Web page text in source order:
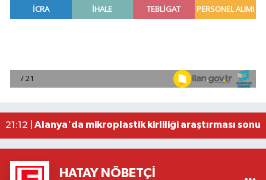
22:44 |
2026 Air Badminton Türkiye Şampiyonası,
21:12 | Alanya'da mikroplastik kirliliği araştırması
HATAY NÖBETÇI